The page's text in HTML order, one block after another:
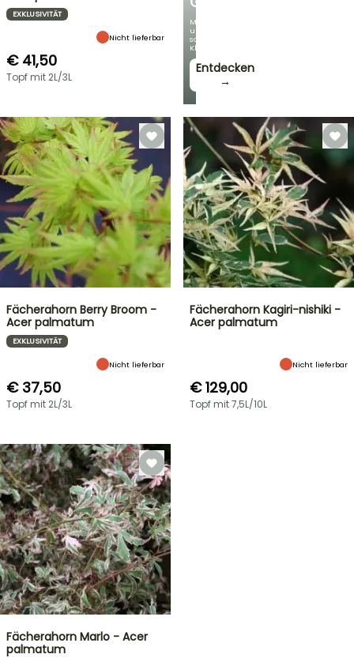
Mit
unseren
schönsten
Kletterpflanzen!
Entdecken
→
EXKLUSIVITÄT
Nicht lieferbar
€ 41,50
Topf mit 2L/3L
Fächerahorn Berry Broom -
Acer palmatum
EXKLUSIVITÄT
Nicht lieferbar
€ 37,50
Topf mit 2L/3L
Fächerahorn Kagiri-nishiki -
Acer palmatum
Nicht lieferbar
€ 129,00
Topf mit 7,5L/10L
Fächerahorn Marlo - Acer
palmatum